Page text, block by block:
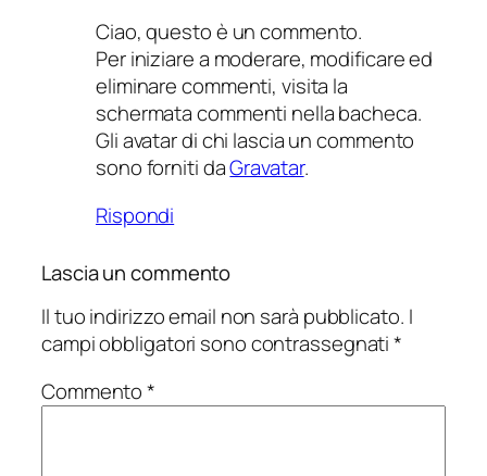
Ciao, questo è un commento.
Per iniziare a moderare, modificare ed
eliminare commenti, visita la
schermata commenti nella bacheca.
Gli avatar di chi lascia un commento
sono forniti daGravatar.
Rispondi
Lascia un commento
Il tuo indirizzo email non sarà pubblicato. I
campi obbligatori sono contrassegnati*
Commento*